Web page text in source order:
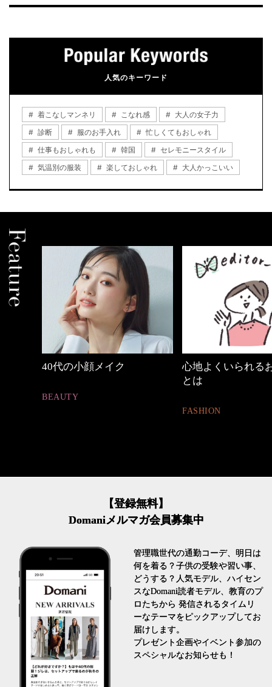
人気のキーワード
着こなしマンネリ こなれ感
大人の女子力
診断
服のお手入れ
忙しくてもおしゃれ
仕事もおしゃれも
韓国
セレモニースタイル
気温別の服装
楽しておしゃれ 大人かっこいい
心地よくいられるおしゃれ
【ワーママのきれ
ュアル通勤】
FASHION
【登録無料】
Domaniメルマガ会員募集中
管理職世代の通勤コーデ、明日は
何を着る？子供の受験や習い事、
どうする？人気モデル、ハイセン
スなDomani読者モデル、教育のプ
ロたちから 発信されるタイムリ
ーなテーマをピックアップしてお
届けします。
プレゼント企画やイベント参加の
スペシャルなお知らせも！